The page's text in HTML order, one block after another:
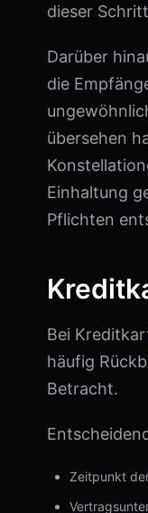
dieser
Darüber
die
übersehen
Einhaltung
Pflichten
Bei
häufig
Betracht.
Zeitpunkt